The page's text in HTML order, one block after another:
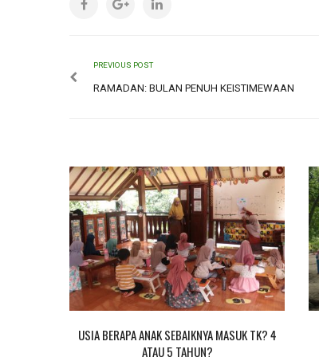
PREVIOUS POST
RAMADAN: BULAN PENUH KEISTIMEWAAN
USIA BERAPA ANAK SEBAIKNYA MASUK TK? 4
ATAU 5 TAHUN?